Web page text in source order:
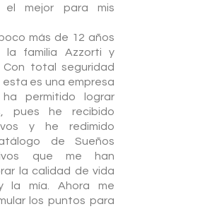
mejor para mis
más de 12 años
familia Azzorti y
Con total seguridad
es una empresa
permitido lograr
pues he recibido
y he redimido
de Sueños
que me han
la calidad de vida
la mía. Ahora me
los puntos para